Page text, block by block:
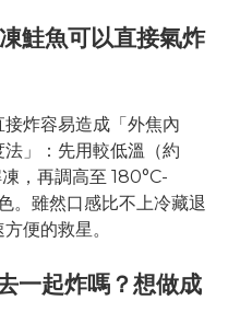
鮭魚可以直接氣炸
炸容易造成「外焦內
」：先用較低溫（約
，再調高至 180°C-
。雖然口感比不上冷藏退
便的救星。
一起炸嗎？想做成